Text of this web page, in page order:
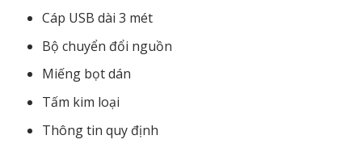
Cáp USB dài 3 mét
Bộ chuyển đổi nguồn
Miếng bọt dán
Tấm kim loại
Thông tin quy định